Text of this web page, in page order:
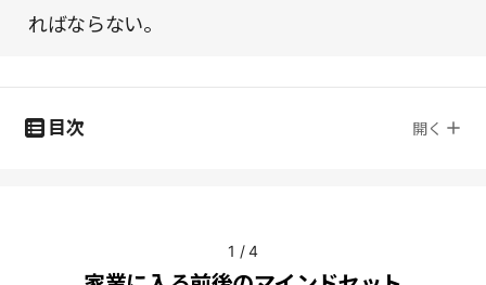
ればならない。
目次 開く
1 /4